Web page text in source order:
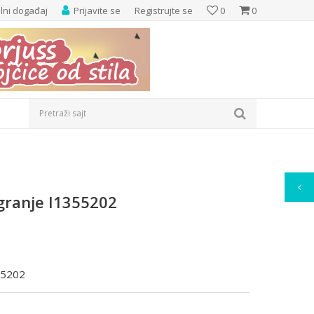
0
0
Prijavite se Registrujte se
događaj
Pretraži sajt
I1355202